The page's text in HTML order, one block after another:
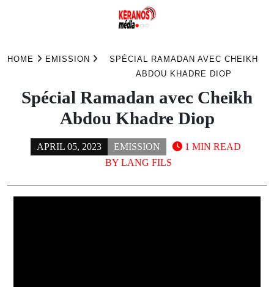
HOME EMISSION
SPÉCIAL RAMADAN AVEC CHEIKH
ABDOU KHADRE DIOP
Spécial Ramadan avec Cheikh
Abdou Khadre Diop
APRIL 05, 2023
EMISSION
BY LANG FILS
1 MIN READ